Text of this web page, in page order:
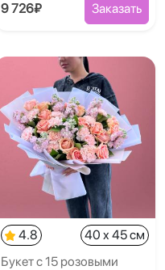
9 726₽ Заказать
4.8
40 x 45 см
Букет с 15 розовыми